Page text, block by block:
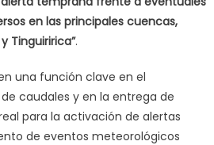
en las principales cuencas,
Tinguiririca”.
una función clave en el
caudales y en la entrega de
para la activación de alertas
de eventos meteorológicos